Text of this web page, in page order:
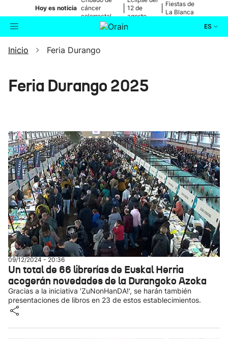
Hoy es noticia cáncer
colorrectal
12 de
agosto
Fiestas de
La Blanca
ES
Buscador Actualidad
Política
Ikusmiran
Eguraldia
Inicio Feria Durango
Feria Durango 2025
09/12/2024 - 20:36
Un total de 66 librerías de Euskal Herria
acogerán novedades de la Durangoko Azoka
Gracias a la iniciativa 'ZuNonHanDA!', se harán también
presentaciones de libros en 23 de estos establecimientos.